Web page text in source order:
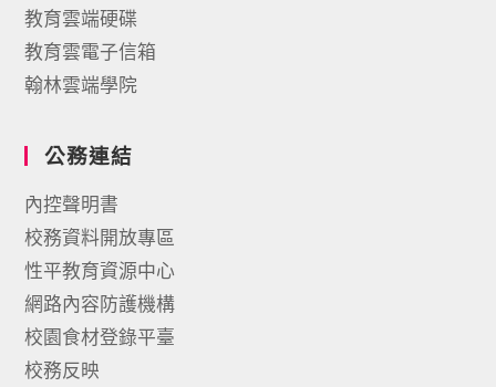
教育雲端硬碟
教育雲電子信箱
翰林雲端學院
公務連結
內控聲明書
校務資料開放專區
性平教育資源中心
網路內容防護機構
校園食材登錄平臺
校務反映